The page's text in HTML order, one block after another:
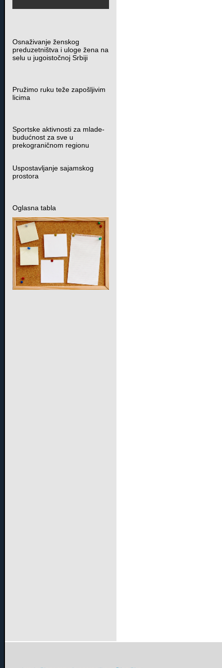
Osnaživanje ženskog
preduzetništva i uloge žena na
selu u jugoistočnoj Srbiji
Pružimo ruku teže zapošljivim
licima
Sportske aktivnosti za mlade-
budućnost za sve u
prekograničnom regionu
Uspostavljanje sajamskog
prostora
Oglasna tabla